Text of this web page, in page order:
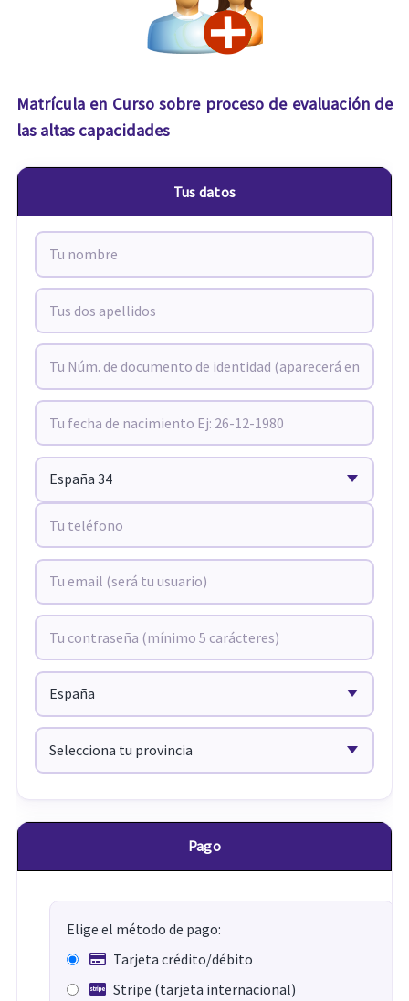
Matrícula en Curso sobre proceso de evaluación de
las altas capacidades
Tus datos
Pago
Elige el método de pago:
Tarjeta crédito/débito
Stripe (tarjeta internacional)